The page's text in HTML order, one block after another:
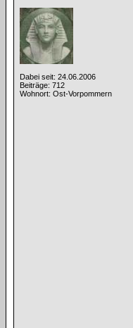
Dabei seit: 24.06.2006
Beiträge: 712
Wohnort: Ost-Vorpommern